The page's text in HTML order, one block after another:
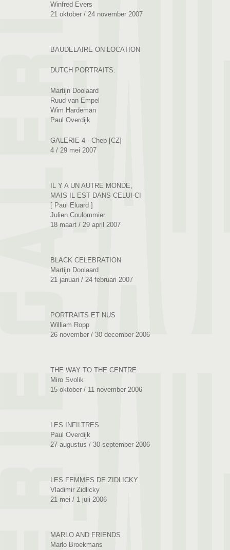
Winfred Evers
21 oktober / 24 november 2007
BAUDELAIRE ON LOCATION
DUTCH PORTRAITS:
Martijn Doolaard
Ruud van Empel
Wim Hardeman
Paul Overdijk
GALERIE 4 - Cheb [CZ]
4 / 29 mei 2007
IL Y A UN AUTRE MONDE,
MAIS IL EST DANS CELUI-CI
[ Paul Eluard ]
Julien Coulommier
18 maart / 29 april 2007
BLACK CELEBRATION
Martijn Doolaard
21 januari / 24 februari 2007
PORTRAITS ET NUS
William Ropp
26 november / 30 december 2006
THE WAY TO THE CENTRE
Miro Svolik
15 oktober / 11 november 2006
LES INFILTRES
Paul Overdijk
27 augustus / 30 september 2006
LES FEMMES DE ZIDLICKY
Vladimir Zidlicky
21 mei / 1 juli 2006
MARLO AND FRIENDS
Marlo Broekmans